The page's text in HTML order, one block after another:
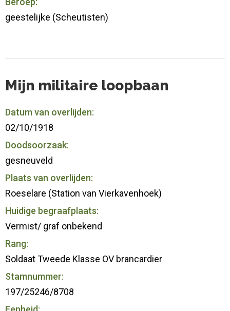
geestelijke (Scheutisten)
Mijn militaire loopbaan
Datum van overlijden:
02/10/1918
Doodsoorzaak:
gesneuveld
Plaats van overlijden:
Roeselare (Station van Vierkavenhoek)
Huidige begraafplaats:
Vermist/ graf onbekend
Rang:
Soldaat Tweede Klasse OV brancardier
Stamnummer:
197/25246/8708